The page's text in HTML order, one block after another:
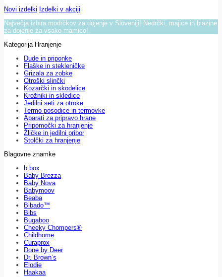
Novi izdelki Izdelki v akciji
Največja izbira modrčkov za dojenje v Sloveniji! Nedrčki, majice in blazine
za dojenje za vsako mamico!
Kategorija Hranjenje
Dude in priponke
Flaške in stekleničke
Grizala za zobke
Otroški slinčki
Kozarčki in skodelice
Krožniki in skledice
Jedilni seti za otroke
Termo posodice in termovke
Aparati za pripravo hrane
Pripomočki za hranjenje
Žličke in jedilni pribor
Stolčki za hranjenje
Blagovne znamke
b.box
Baby Brezza
Baby Nova
Babymoov
Beaba
Bibado™
Bibs
Bugaboo
Cheeky Chompers®
Childhome
Curaprox
Done by Deer
Dr. Brown’s
Elodie
Haakaa